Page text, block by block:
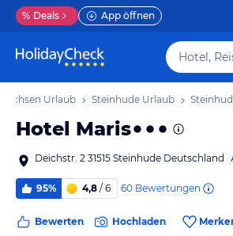
% Deals App öffnen
Urlaub Steinhude Urlaub
Hotel Maris
Deichstr. 2 31515 Steinhude Deutschland
95% 4,8 / 6 60 Bewertungen
Bewerten Hochladen